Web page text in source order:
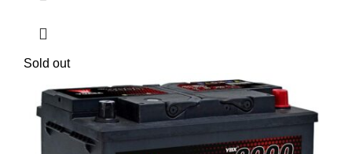
Sold out